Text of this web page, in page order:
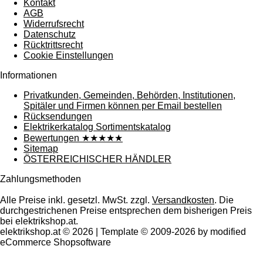
Kontakt
AGB
Widerrufsrecht
Datenschutz
Rücktrittsrecht
Cookie Einstellungen
Informationen
Privatkunden, Gemeinden, Behörden, Institutionen,
Spitäler und Firmen können per Email bestellen
Rücksendungen
Elektrikerkatalog Sortimentskatalog
Bewertungen ★★★★★
Sitemap
ÖSTERREICHISCHER HÄNDLER
Zahlungsmethoden
Alle Preise inkl. gesetzl. MwSt. zzgl. Versandkosten. Die
durchgestrichenen Preise entsprechen dem bisherigen Preis
bei elektrikshop.at.
elektrikshop.at © 2026 | Template © 2009-2026 by modified
eCommerce Shopsoftware